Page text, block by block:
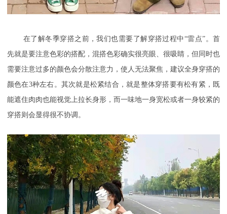
在了解冬季穿搭之前，我们也需要了解穿搭过程中 “雷点”。首
先就是要注意色彩的搭配，混搭色彩确实很亮眼、很吸睛，但同时也
需要注意过多的颜色会分散注意力，使人无法聚焦，建议全身穿搭的
颜色在3种左右。其次就是松紧结合，就是整体穿搭要有松有紧，既
能遮住肉肉也能视觉上拉长身形，而一味地一身宽松或者一身较紧的
穿搭则会显得很不协调。